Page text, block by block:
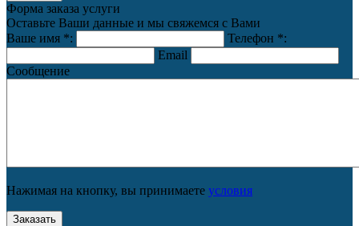
Форма заказа услуги
Оставьте Ваши данные и мы свяжемся с Вами
Ваше имя *: Телефон *:
Email
Сообщение
Нажимая на кнопку, вы принимаете условия